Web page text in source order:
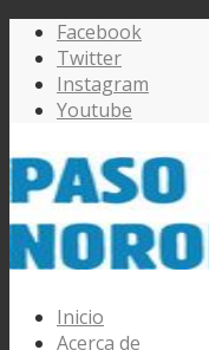
Facebook
Twitter
Instagram
Youtube
Inicio
Acerca de